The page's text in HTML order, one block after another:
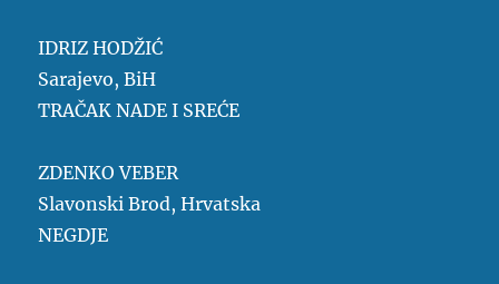
IDRIZ HODŽIĆ
Sarajevo, BiH
TRAČAK NADE I SREĆE
ZDENKO VEBER
Slavonski Brod, Hrvatska
NEGDJE